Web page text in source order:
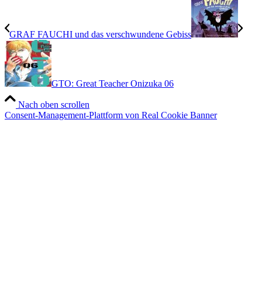
GRAF FAUCHI und das verschwundene Gebiss
GTO: Great Teacher Onizuka 06
Nach oben scrollen
Consent-Management-Plattform von Real Cookie Banner